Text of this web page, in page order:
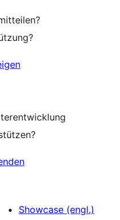
Showcase (engl.)